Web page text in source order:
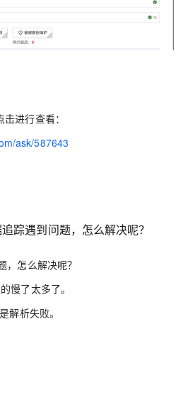
进行查看：
ask/587643
踪遇到问题，怎么解决呢？
，怎么解决呢？
慢了太多了。
解析失败。